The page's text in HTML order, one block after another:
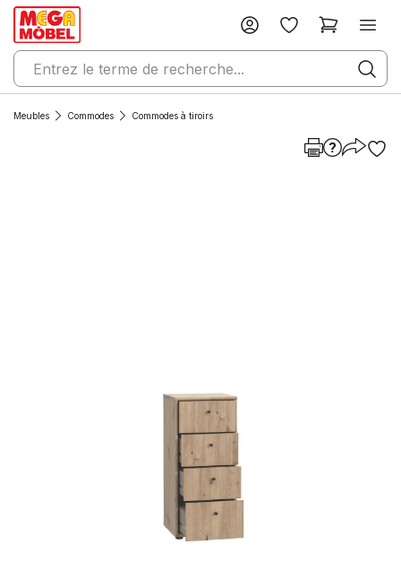
Meubles Commodes Commodes à tiroirs